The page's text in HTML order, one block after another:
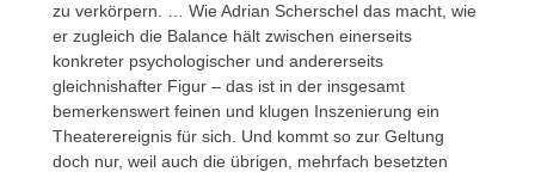
zu verkörpern. … Wie Adrian Scherschel das macht, wie
er zugleich die Balance hält zwischen einerseits
konkreter psychologischer und andererseits
gleichnishafter Figur – das ist in der insgesamt
bemerkenswert feinen und klugen Inszenierung ein
Theaterereignis für sich. Und kommt so zur Geltung
doch nur, weil auch die übrigen, mehrfach besetzten